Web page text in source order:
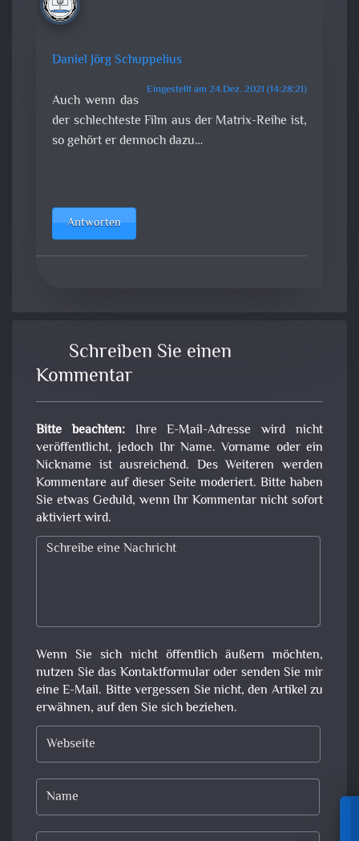
Daniel Jörg Schuppelius
Eingestellt am 24.Dez. 2021 (14:28:21)
Auch wenn das
der schlechteste Film aus der Matrix-Reihe ist,
so gehört er dennoch dazu…
Antworten
Schreiben Sie einen
Kommentar
Bitte beachten:Ihre E-Mail-Adresse wird nicht
veröffentlicht, jedoch Ihr Name. Vorname oder ein
Nickname ist ausreichend. Des Weiteren werden
Kommentare auf dieser Seite moderiert. Bitte haben
Sie etwas Geduld, wenn Ihr Kommentar nicht sofort
aktiviert wird.
Wenn Sie sich nicht öffentlich äußern möchten,
nutzen Sie das Kontaktformular oder senden Sie mir
eine E-Mail. Bitte vergessen Sie nicht, den Artikel zu
erwähnen, auf den Sie sich beziehen.